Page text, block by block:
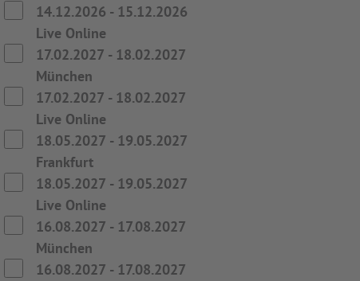
14.12.2026 - 15.12.2026
Live Online
17.02.2027 - 18.02.2027
München
17.02.2027 - 18.02.2027
Live Online
18.05.2027 - 19.05.2027
Frankfurt
18.05.2027 - 19.05.2027
Live Online
16.08.2027 - 17.08.2027
München
16.08.2027 - 17.08.2027